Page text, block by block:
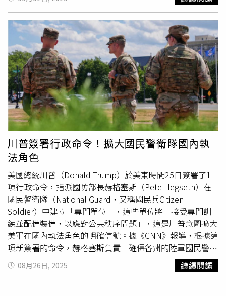
霍夫公寓登記為唯一住宅，所以產生稅率落差。人事調整不
止三大部會互換。財相里夫斯（RachelReeves）、能源大
臣米利班德（Ed Miliband）、衛生大臣史崔廷（Wes
Streeting）、文化大臣南迪（Lisa Nandy）、國防大臣希利
（John Healey）、教育大臣菲利普森（Bridget
Phillipson）均續任。而其中肯德爾（Liz Kendall）改任科
學與技術大臣，凱爾（Peter Kyle）轉任貿易大臣，雷諾茲
（Jonathan Reynolds）出任黨鞭長；環境大臣里德
（Steve Reed）回到住房部，雷諾茲（Emma Reynolds）
補上環境部；瓊斯（Darren Jones）兼任蘭開斯特公爵領地
大臣；下議院領袖改由坎貝爾（Alan Campbell）接手，蘇
格蘭大臣則由亞歷山大（Douglas Alexander）出任。史塔
默在復函中表示「深感難過」，稱雷納多年來是「值得信任
的同事與真正的朋友」。然而政治現實並不寬容。改革英國
（Reform UK）黨魁法拉吉（Nigel Farage）在伯明罕
（Birmingham）年會上痛批工黨政府「陷入深刻危機」，
現場獲起立鼓掌。工黨內部也已為副黨魁之位摩拳擦掌，傳
統支持者對政府方向與稅務政策的焦慮，勢必在黨務與國政
兩線反映。雷納的身影，對工黨是一種象徵：濃重北英格蘭
口音、直率不矯飾，曾在倫敦同志遊行中起舞，也曾被拍到
在布萊頓（Brighton）海灘抽電子菸。如今，她因4萬英鎊
稅差黯然離場，留下的是一次人事洗牌與一個難熬的秋季。
唐寧街既要端出財政路線，又得應付外部民粹攻勢與內部接
果反而浪費。」2、鍋具組：用不到那麼多好市多的廚具組
鍋，對多數家庭來說過於冗贅。資深編輯Samantha
MacAvoy指出，「除非你真的需要全套，否則這類組合買回
家只是占空間。」3、食品綜合包：不愛的口味吃不完多數
好市多綜合食品包都含有多種口味，但經常有1、2種是家庭
成員不愛吃的，結果堆積在儲藏室裡。Lowder建議，「與
其買綜合包，不如去其他店挑選家人真的會吃的單一口
味。」4、冷凍食品：冰箱放不下反成困擾以1箱72片的
Eggo鬆餅為例，雖然價格實惠，但冷凍空間有限，可能根
本放不下。專家建議，購買前應先衡量冷凍庫容量，或與親
友分裝共享。5、堅果：容易變質好市多的堅果價格吸引
人，但若無法冷藏保存，容易在室溫下變質。內容策略總監
RachelCrocetti提醒，「堅果容易氧化變味，不建議大量囤
貨，除非家裡有冷凍庫空間。」6、香料：保存期限不如想
像中長香料看似可久放，但實際上風味會隨時間遞減。
MacAvoy分享，「我家的Kirkland肉桂粉放了好幾年，後來
整罐聞起來像灰塵。買太大罐的香料根本用不完。」最後，
編輯團隊提醒，好市多確實提供許多高CP值商品，但大量
購買前仍應根據自身需求審慎評估，避免「省小錢、花大
錢」。
川普簽署行政命令！擴大國民警衛隊國內執
法角色
美國總統川普（Donald Trump）於美東時間25日簽署了1
項行政命令，指派國防部長赫格塞斯（Pete Hegseth）在
國民警衛隊（National Guard，又稱國民兵Citizen
Soldier）中建立「專門單位」，這些單位將「接受專門訓
練並配備裝備，以應對公共秩序問題」，這是川普意圖擴大
美軍在國內執法角色的明確信號。據《CNN》報導，根據這
項新簽署的命令，赫格塞斯負責「確保各州的陸軍國民警衛
隊和空軍國民警衛隊得到資源、訓練、組織，並可隨時協助
聯邦、州及地方執法機關平息民事騷亂，並在法律允許的情
08月26日, 2025 繼續閱讀